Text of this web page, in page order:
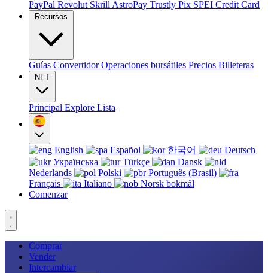
PayPal Revolut Skrill AstroPay Trustly Pix SPEI Credit Card
Recursos
Guías ConvertidorOperaciones bursátiles Precios Billeteras
NFT
Principal Explore Lista
English Español 한국어
Deutsch
Українська
Türkçe
Dansk
Nederlands
Polski
Português (Brasil)
Français
Italiano
Norsk bokmål
Comenzar
Comprar
Vender
Intercambiar